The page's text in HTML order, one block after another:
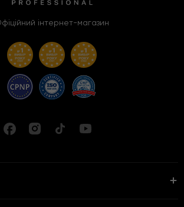
інтернет-магазин